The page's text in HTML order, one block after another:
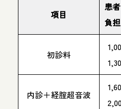
項目
患
負
初診料
内診＋経腟超音波